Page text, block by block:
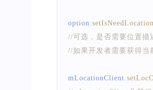
option
//可选，是否需要位置描
//如果开发者需要获得当
mLocationClient